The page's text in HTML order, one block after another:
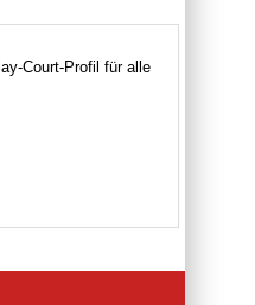
Court-Profil für alle